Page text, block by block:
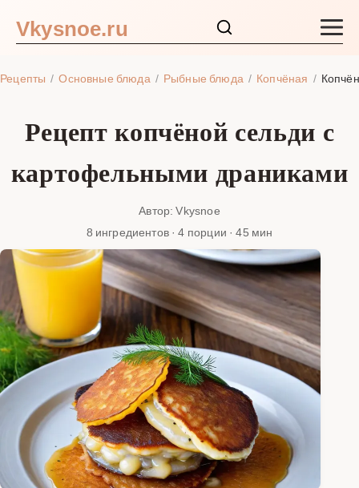
Vkysnoe.ru
Рецепты Основные блюда Рыбные блюда Копчёная
Рецепт копчёной сельди с
картофельными драниками
Автор: Vkysnoe
8 ингредиентов · 4 порции · 45 мин